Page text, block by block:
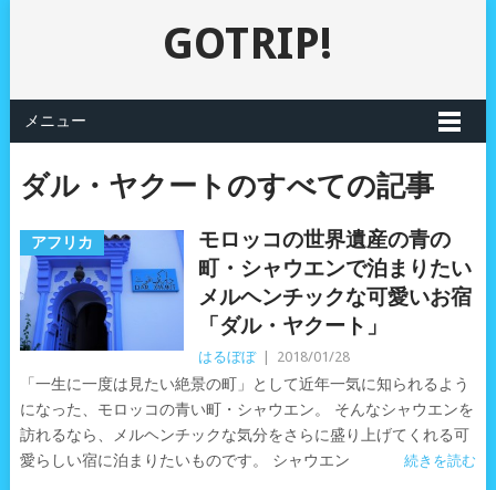
GOTRIP!
メニュー
ダル・ヤクートのすべての記事
アフリカ
モロッコの世界遺産の青の
町・シャウエンで泊まりたい
メルヘンチックな可愛いお宿
「ダル・ヤクート」
はるぼぼ 2018/01/28
「一生に一度は見たい絶景の町」として近年一気に知られるよう
になった、モロッコの青い町・シャウエン。 そんなシャウエンを
訪れるなら、メルヘンチックな気分をさらに盛り上げてくれる可
愛らしい宿に泊まりたいものです。 シャウエン
続きを読む